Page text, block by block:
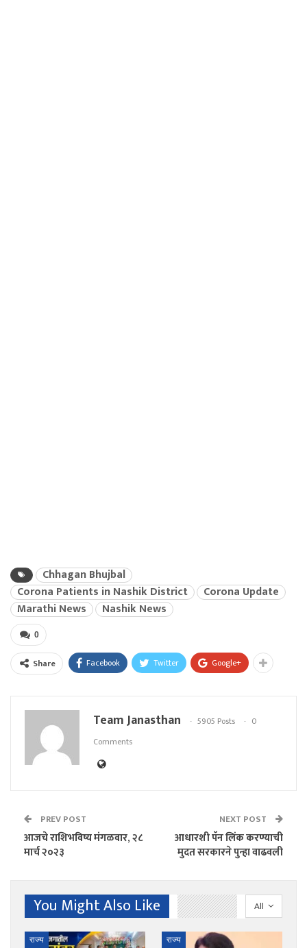
Chhagan Bhujbal
Corona Patients in Nashik District
Corona Update
Marathi News
Nashik News
0
Share Facebook Twitter Google+
Team Janasthan 5905 Posts
0
Comments
PREV POST
आजचे राशिभविष्य मंगळवार, २८
मार्च २०२३
NEXT POST
आधारशी पॅन लिंक करण्याची
मुदत सरकारने पुन्हा वाढवली
All
You Might Also Like
राज्य राज्य